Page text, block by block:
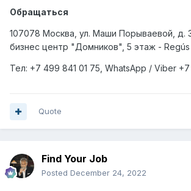
Обращаться
107078 Москва, ул. Маши Порываевой, д.
бизнес центр "Домников", 5 этаж - Regús
Тел: +7 499 841 01 75, WhatsApp / Viber +7
Quote
Find Your Job
Posted December 24, 2022